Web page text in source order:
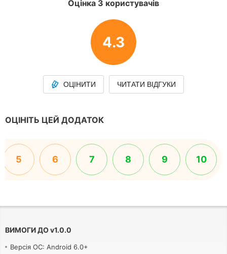
Оцінка 3 користувачів
4.3
ОЦІНИТИ ЧИТАТИ ВІДГУКИ
ОЦІНІТЬ ЦЕЙ ДОДАТОК
5 6 7 8 9 10
ВИМОГИ ДОv1.0.0
Версія ОС: Android 6.0+